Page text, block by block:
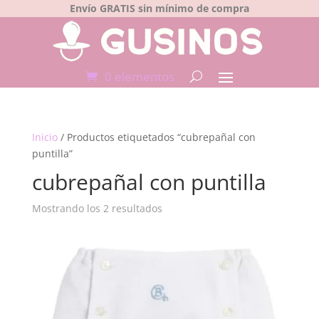
Envío GRATIS sin mínimo de compra
0 elementos
Inicio/ Productos etiquetados “cubrepañal con
puntilla”
cubrepañal con puntilla
Mostrando los 2 resultados